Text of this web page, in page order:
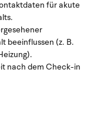
für akute
beeinflussen (z. B.
nach dem Check-in